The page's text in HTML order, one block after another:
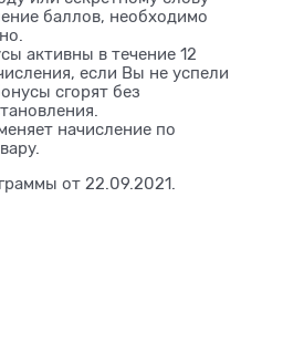
баллов, необходимо
активны в течение 12
если Вы не успели
сгорят без
начисление по
от 22.09.2021.